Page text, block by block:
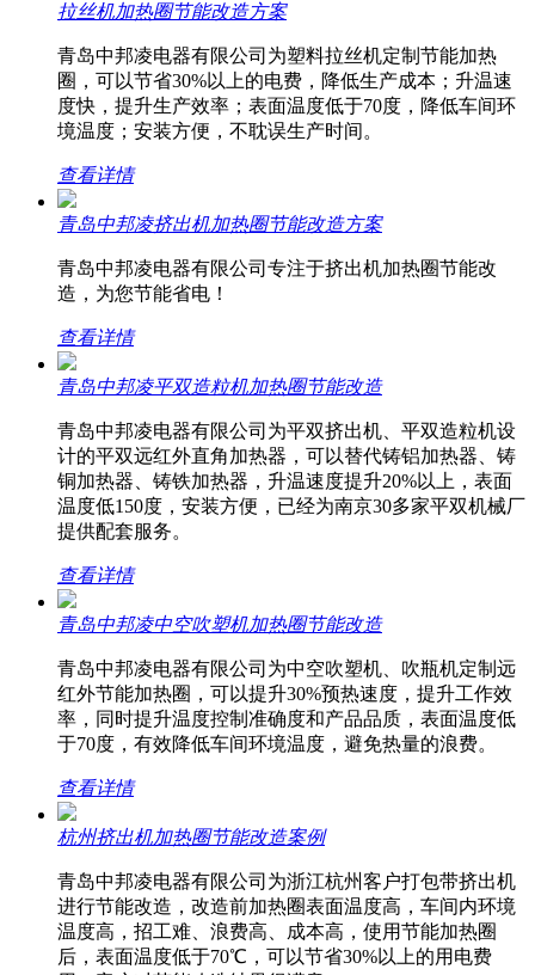
拉丝机加热圈节能改造方案
青岛中邦凌电器有限公司为塑料拉丝机定制节能加热
圈，可以节省30%以上的电费，降低生产成本；升温速
度快，提升生产效率；表面温度低于70度，降低车间环
境温度；安装方便，不耽误生产时间。
查看详情
青岛中邦凌挤出机加热圈节能改造方案
青岛中邦凌电器有限公司专注于挤出机加热圈节能改
造，为您节能省电！
查看详情
青岛中邦凌平双造粒机加热圈节能改造
青岛中邦凌电器有限公司为平双挤出机、平双造粒机设
计的平双远红外直角加热器，可以替代铸铝加热器、铸
铜加热器、铸铁加热器，升温速度提升20%以上，表面
温度低150度，安装方便，已经为南京30多家平双机械厂
提供配套服务。
查看详情
青岛中邦凌中空吹塑机加热圈节能改造
青岛中邦凌电器有限公司为中空吹塑机、吹瓶机定制远
红外节能加热圈，可以提升30%预热速度，提升工作效
率，同时提升温度控制准确度和产品品质，表面温度低
于70度，有效降低车间环境温度，避免热量的浪费。
查看详情
杭州挤出机加热圈节能改造案例
青岛中邦凌电器有限公司为浙江杭州客户打包带挤出机
进行节能改造，改造前加热圈表面温度高，车间内环境
温度高，招工难、浪费高、成本高，使用节能加热圈
后，表面温度低于70℃，可以节省30%以上的用电费